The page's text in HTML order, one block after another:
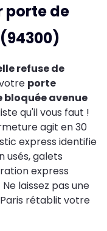
porte de
refuse de
porte
bloquée avenue
qu'il vous faut !
agit en 30
express identifie
usés, galets
express
laissez pas une
rétablit votre